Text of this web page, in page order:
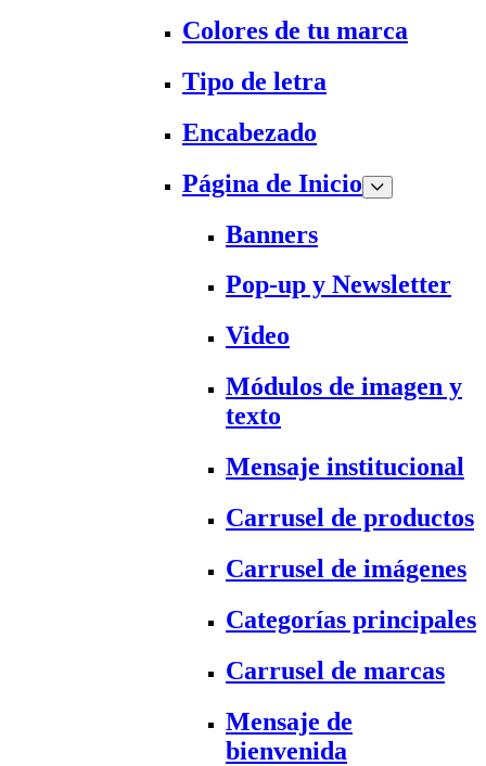
Colores de tu marca
Tipo de letra
Encabezado
Página de Inicio
Banners
Pop-up y Newsletter
Video
Módulos de imagen y
texto
Mensaje institucional
Carrusel de productos
Carrusel de imágenes
Categorías principales
Carrusel de marcas
Mensaje de
bienvenida